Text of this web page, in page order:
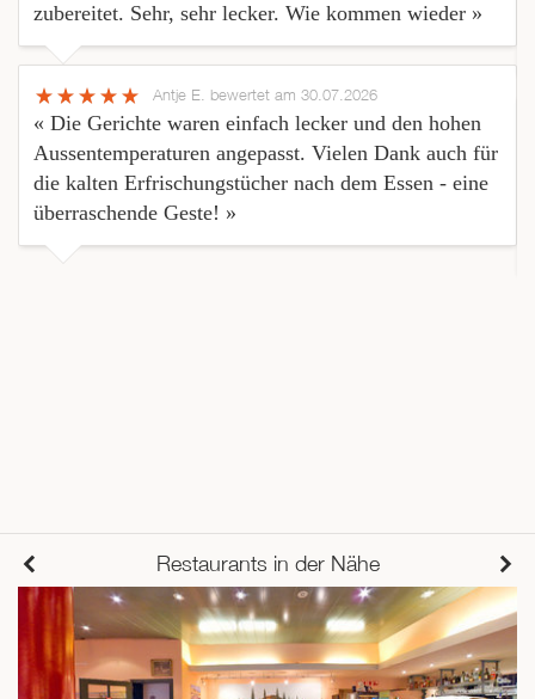
zubereitet. Sehr, sehr lecker. Wie kommen wieder »
Antje E. bewertet am 30.07.2026
« Die Gerichte waren einfach lecker und den hohen
Aussentemperaturen angepasst. Vielen Dank auch für
die kalten Erfrischungstücher nach dem Essen - eine
überraschende Geste! »
Restaurants in der Nähe